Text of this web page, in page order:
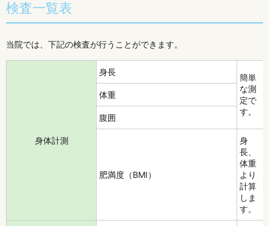
検査一覧表
当院では、下記の検査が行うことができます。
身体計測
身長
簡単
な測
定で
す。
体重
腹囲
肥満度（BMI）
身
長、
体重
より
計算
しま
す。